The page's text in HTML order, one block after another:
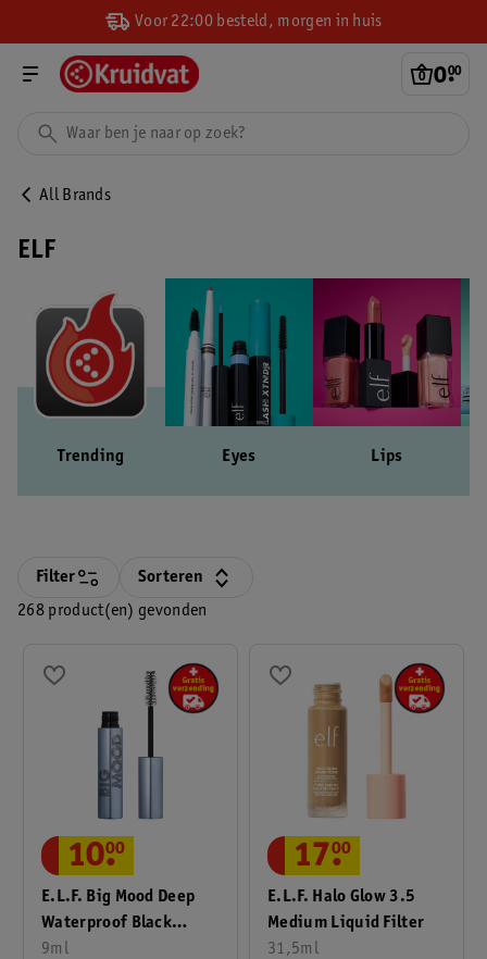
Voor 22:00 besteld, morgen in huis
0.
00
All Brands
ELF
Trending Eyes Lips
268 product(en) gevonden
Filter Sorteren
E.l.f. Big Mood Deep
Waterproof Black
Volume & Lifting
9ml
10.
00
E.l.f. Halo Glow 3.5
Medium Liquid Filter
31,5ml
17.
00